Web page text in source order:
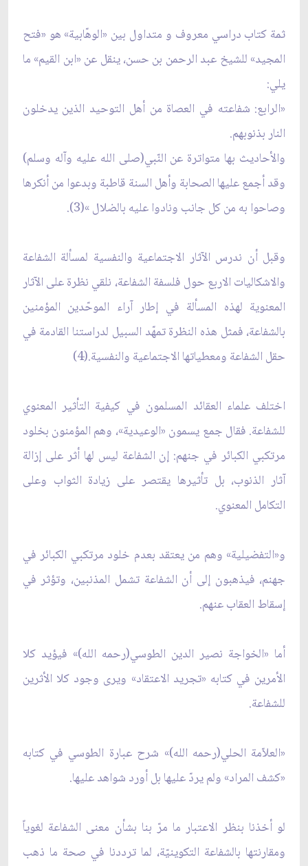
ثمة كتاب دراسي معروف و متداول بين «الوهّابية» هو «فتح
المجيد» للشيخ عبد الرحمن بن حسن، ينقل عن «ابن القيم» ما
يلي:
«الرابع: شفاعته في العصاة من أهل التوحيد الذين يدخلون
النار بذنوبهم.
والأحاديث بها متواترة عن النّبي(صلى الله عليه وآله وسلم)
وقد أجمع عليها الصحابة وأهل السنة قاطبة وبدعوا من أنكرها
وصاحوا به من كل جانب ونادوا عليه بالضلال »(3).
وقبل أن ندرس الآثار الاجتماعية والنفسية لمسألة الشفاعة
والاشكاليات الاربع حول فلسفة الشفاعة، نلقي نظرة على الآثار
المعنوية لهذه المسألة في إطار آراء الموحّدين المؤمنين
بالشفاعة، فمثل هذه النظرة تمهّد السبيل لدراستنا القادمة في
حقل الشفاعة ومعطياتها الاجتماعية والنفسية.(4)
اختلف علماء العقائد المسلمون في كيفية التأثير المعنوي
للشفاعة. فقال جمع يسمون «الوعيدية»، وهم المؤمنون بخلود
مرتكبي الكبائر في جنهم: إن الشفاعة ليس لها أثر على إزالة
آثار الذنوب، بل تأثيرها يقتصر على زيادة الثواب وعلى
التكامل المعنوي.
و«التفضيلية» وهم من يعتقد بعدم خلود مرتكبي الكبائر في
جهنم، فيذهبون إلى أن الشفاعة تشمل المذنبين، وتؤثر في
إسقاط العقاب عنهم.
أما «الخواجة نصير الدين الطوسي(رحمه الله)» فيؤيد كلا
الأمرين في كتابه «تجريد الاعتقاد» ويرى وجود كلا الأثرين
للشفاعة.
«العلاّمة الحلي(رحمه الله)» شرح عبارة الطوسي في كتابه
«كشف المراد» ولم يردّ عليها بل أورد شواهد عليها.
لو أخذنا بنظر الاعتبار ما مرّ بنا بشأن معنى الشفاعة لغوياً
ومقارنتها بالشفاعة التكوينيّة، لما ترددنا في صحة ما ذهب